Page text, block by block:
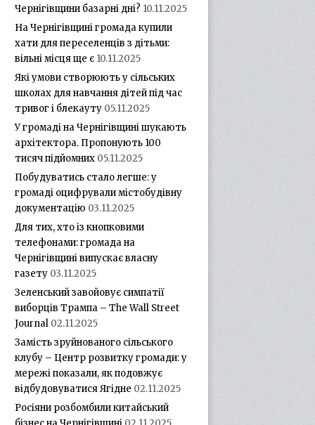
Чернігівщини базарні дні? 10.11.2025
На Чернігівщині громада купили
хати для переселенців з дітьми:
вільні місця ще є 10.11.2025
Які умови створюють у сільських
школах для навчання дітей під час
тривог і блекауту 05.11.2025
У громаді на Чернігівщині шукають
архітектора. Пропонують 100
тисяч підйомних 05.11.2025
Побудуватись стало легше: у
громаді оцифрували містобудівну
документацію 03.11.2025
Для тих, хто із кнопковими
телефонами: громада на
Чернігівщині випускає власну
газету 03.11.2025
Зеленський завойовує симпатії
виборців Трампа – The Wall Street
Journal 02.11.2025
Замість зруйнованого сільського
клубу – Центр розвитку громади: у
мережі показали, як подовжує
відбудовуватися Ягідне 02.11.2025
Росіяни розбомбили китайський